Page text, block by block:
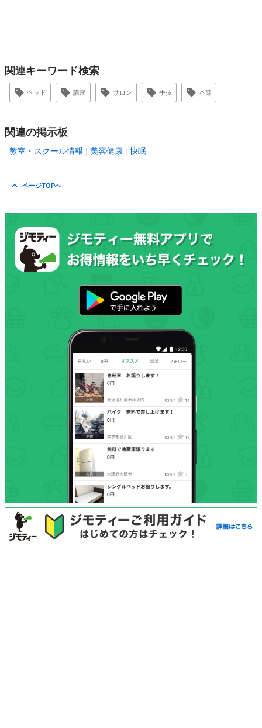
関連キーワード検索
ヘッド 講座 サロン 手技 本部
関連の掲示板
教室・スクール情報 美容健康 快眠
ページTOPへ